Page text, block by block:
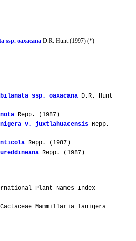
ssp. oaxacana D.R. Hunt (1997) (*)
ssp. oaxacana D.R. Hunt
Repp. (1987)
v. juxtlahuacensis Repp.
Repp. (1987)
Repp. (1987)
Plant Names Index
Mammillaria lanigera